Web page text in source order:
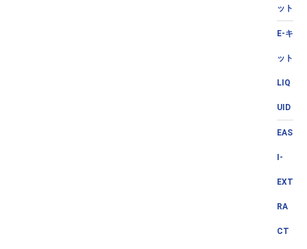
ット
E-キ
ット
LIQ
UID
EAS
I-
EXT
RA
CT